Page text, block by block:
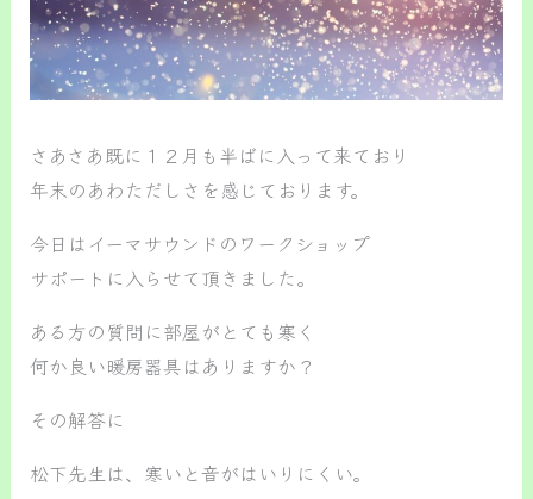
さあさあ既に１２月も半ばに入って来ており
年末のあわただしさを感じております。
今日はイーマサウンドのワークショップ
サポートに入らせて頂きました。
ある方の質問に部屋がとても寒く
何か良い暖房器具はありますか？
その解答に
松下先生は、寒いと音がはいりにくい。